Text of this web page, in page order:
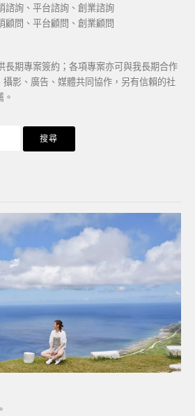
諮詢、平台諮詢、創業諮詢
顧問、平台顧問、創業顧問
期專案簽約；各項專案亦可與我長期合作
攝影、廣告、媒體共同協作，另有信賴的社